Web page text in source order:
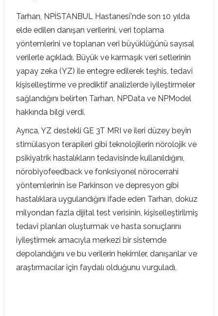
Tarhan, NPİSTANBUL Hastanesi'nde son 10 yılda
elde edilen danışan verilerini, veri toplama
yöntemlerini ve toplanan veri büyüklüğünü sayısal
verilerle açıkladı. Büyük ve karmaşık veri setlerinin
yapay zeka (YZ) ile entegre edilerek teşhis, tedavi
kişiselleştirme ve prediktif analizlerde iyileştirmeler
sağlandığını belirten Tarhan, NPData ve NPModel
hakkında bilgi verdi.
Ayrıca, YZ destekli GE 3T MRI ve ileri düzey beyin
stimülasyon terapileri gibi teknolojilerin nörolojik ve
psikiyatrik hastalıkların tedavisinde kullanıldığını,
nörobiyofeedback ve fonksiyonel nörocerrahi
yöntemlerinin ise Parkinson ve depresyon gibi
hastalıklara uygulandığını ifade eden Tarhan, dokuz
milyondan fazla dijital test verisinin, kişiselleştirilmiş
tedavi planları oluşturmak ve hasta sonuçlarını
iyileştirmek amacıyla merkezi bir sistemde
depolandığını ve bu verilerin hekimler, danışanlar ve
araştırmacılar için faydalı olduğunu vurguladı.